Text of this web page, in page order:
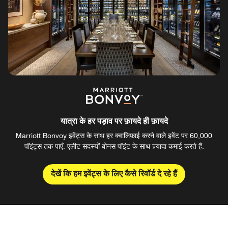
यात्रा के हर पड़ाव पर फ़ायदे ही फ़ायदे
Marriott Bonvoy इवेंट्स के साथ हर क्वालिफ़ाई करने वाले इवेंट पर 60,000
पॉइंट्स तक पाएँ. एलीट सदस्यों बोनस पॉइंट के साथ ज़्यादा कमाई करते हैं.
देखें कि हम इवेंट्स के लिए कैसे रिवॉर्ड दे रहे हैं